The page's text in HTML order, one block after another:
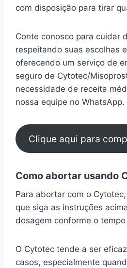
com disposição para tirar
Conte conosco para cuidar
respeitando suas escolhas
oferecendo um serviço de
seguro de Cytotec/
necessidade de receita
nossa equipe no WhatsApp.
Clique aqui para
Como abortar usando
Para abortar com o
que siga as instruções
dosagem conforme o
O Cytotec tende a ser
casos, especialmente